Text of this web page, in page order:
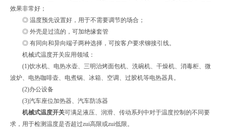
效果非常好；
◎ 温度预先设置好，用于不需要调节的场合；
◎ 外壳是过流的，可加绝缘套管
◎ 有同向和异向端子两种选择，可按客户要求铆接引线。
机械式温度开关应用领域：
(1)饮水机、电热水壶、三明治烤面包机、洗碗机、干燥机、消毒柜、微
波炉、电热咖啡壶、电煮锅、冰箱、空调、过胶机等电热器具。
(2)办公设备
(3)汽车座位加热器、汽车防冻器
机械式温度开关可满足液压、润滑、传动系列中对于温度控制的不同要
求，用于检测温度是否超过zui高限或zui低限。